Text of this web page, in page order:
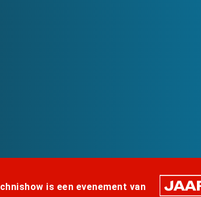
is een evenement van